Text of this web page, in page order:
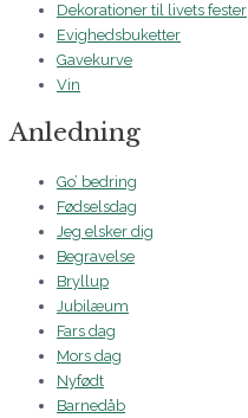
Dekorationer til livets fester
Evighedsbuketter
Gavekurve
Vin
Anledning
Go’ bedring
Fødselsdag
Jeg elsker dig
Begravelse
Bryllup
Jubilæum
Fars dag
Mors dag
Nyfødt
Barnedåb